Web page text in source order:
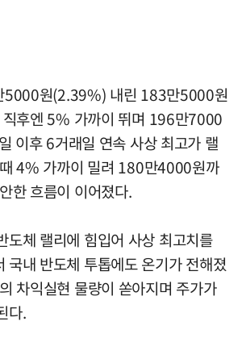
5000원(2.39%) 내린 183만5000원
직후엔 5% 가까이 뛰며 196만7000
이후 6거래일 연속 사상 최고가 랠
4% 가까이 밀려 180만4000원까
한 흐름이 이어졌다.
도체 랠리에 힘입어 사상 최고치를
국내 반도체 투톱에도 온기가 전해졌
차익실현 물량이 쏟아지며 주가가
다.